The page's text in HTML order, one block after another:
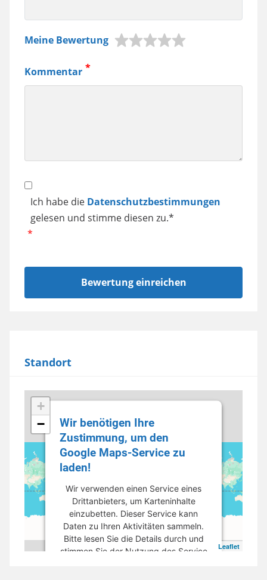
Jura
Samsung
Meine Bewertung
Kommentar
Datenschutz
Ich habe die Datenschutzbestimmungen
gelesen und stimme diesen zu.*
Standort
+
−
Leaflet
Wir benötigen Ihre
Zustimmung, um den
Google Maps-Service zu
laden!
Wir verwenden einen Service eines
Drittanbieters, um Karteninhalte
einzubetten. Dieser Service kann
Daten zu Ihren Aktivitäten sammeln.
Bitte lesen Sie die Details durch und
stimmen Sie der Nutzung des Service